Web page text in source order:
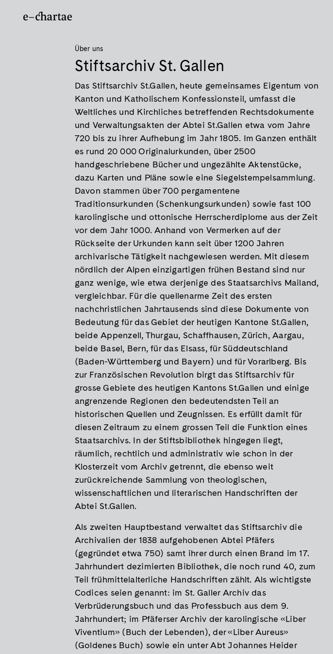
Über uns
Stiftsarchiv St. Gallen
Das Stiftsarchiv St.Gallen, heute gemeinsames Eigentum von
Kanton und Katholischem Konfessionsteil, umfasst die
Weltliches und Kirchliches betreffenden Rechtsdokumente
und Verwaltungsakten der Abtei St.Gallen etwa vom Jahre
720 bis zu ihrer Aufhebung im Jahr 1805. Im Ganzen enthält
es rund 20 000 Originalurkunden, über 2500
handgeschriebene Bücher und ungezählte Aktenstücke,
dazu Karten und Pläne sowie eine Siegelstempelsammlung.
Davon stammen über 700 pergamentene
Traditionsurkunden (Schenkungsurkunden) sowie fast 100
karolingische und ottonische Herrscherdiplome aus der Zeit
vor dem Jahr 1000. Anhand von Vermerken auf der
Rückseite der Urkunden kann seit über 1200 Jahren
archivarische Tätigkeit nachgewiesen werden. Mit diesem
nördlich der Alpen einzigartigen frühen Bestand sind nur
ganz wenige, wie etwa derjenige des Staatsarchivs Mailand,
vergleichbar. Für die quellenarme Zeit des ersten
nachchristlichen Jahrtausends sind diese Dokumente von
Bedeutung für das Gebiet der heutigen Kantone St.Gallen,
beide Appenzell, Thurgau, Schaffhausen, Zürich, Aargau,
beide Basel, Bern, für das Elsass, für Süddeutschland
(Baden-Württemberg und Bayern) und für Vorarlberg. Bis
zur Französischen Revolution birgt das Stiftsarchiv für
grosse Gebiete des heutigen Kantons St.Gallen und einige
angrenzende Regionen den bedeutendsten Teil an
historischen Quellen und Zeugnissen. Es erfüllt damit für
diesen Zeitraum zu einem grossen Teil die Funktion eines
Staatsarchivs. In der Stiftsbibliothek hingegen liegt,
räumlich, rechtlich und administrativ wie schon in der
Klosterzeit vom Archiv getrennt, die ebenso weit
zurückreichende Sammlung von theologischen,
wissenschaftlichen und literarischen Handschriften der
Abtei St.Gallen.
Als zweiten Hauptbestand verwaltet das Stiftsarchiv die
Archivalien der 1838 aufgehobenen Abtei Pfäfers
(gegründet etwa 750) samt ihrer durch einen Brand im 17.
Jahrhundert dezimierten Bibliothek, die noch rund 40, zum
Teil frühmittelalterliche Handschriften zählt. Als wichtigste
Codices seien genannt: im St. Galler Archiv das
Verbrüderungsbuch und das Professbuch aus dem 9.
Jahrhundert; im Pfäferser Archiv der karolingische «Liber
Viventium» (Buch der Lebenden), der «Liber Aureus»
(Goldenes Buch) sowie ein unter Abt Johannes Heider